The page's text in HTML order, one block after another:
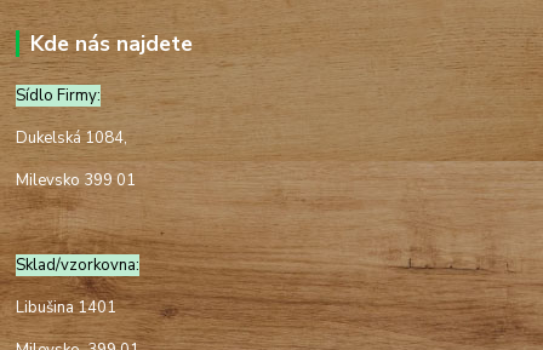
Kde nás najdete
Sídlo Firmy:
Dukelská 1084,
Milevsko 399 01
Sklad/vzorkovna:
Libušina 1401